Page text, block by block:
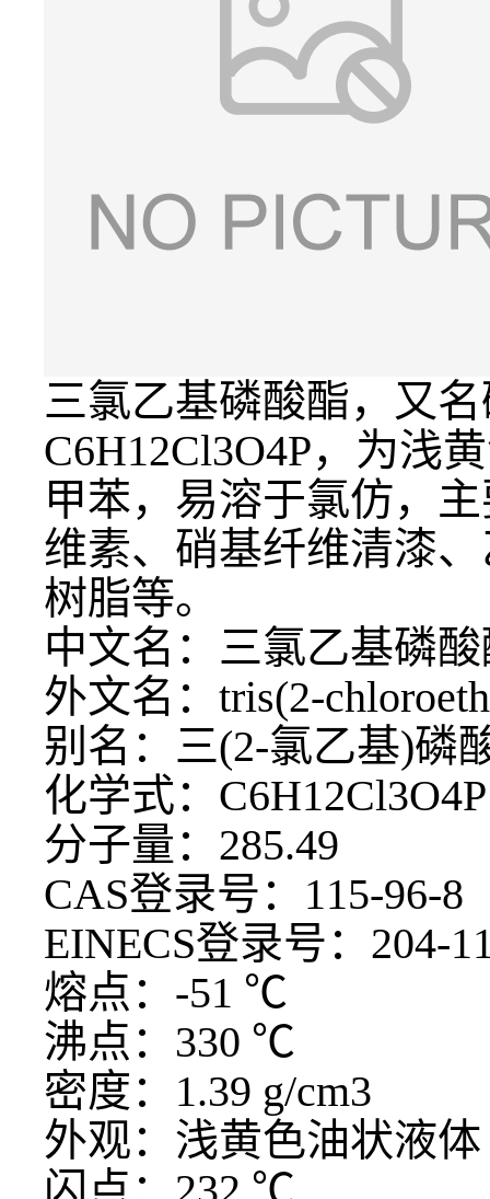
三氯乙基磷酸酯，又
C6H12Cl3O4P，为浅
甲苯，易溶于氯仿，
维素、硝基纤维清漆
树脂等。
中文名：三氯乙基磷
外文名： tris(2-
别名：三(2-氯乙基)磷
化学式： C6H12Cl3O4P
分子量： 285.49
CAS登录号：115-96-8
EINECS登录号：204-
熔点： -51 ℃
沸点： 330 ℃
密度： 1.39 g/cm3
外观：浅黄色油状液体